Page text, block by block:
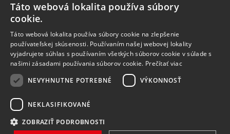
VŠETKO O NÁKUPE
O nás
Obchodné podmienky
Reklamačný poriadok
Reklamácia
Vrátenie tovaru
Spôsoby dopravy
Spracovanie osobných
údajov
Táto webová lokalita používa súbory
cookie.
Táto webová lokalita používa súbory cookie na zlepšenie
používateľskej skúsenosti. Používaním našej webovej lokality
vyjadrujete súhlas s používaním všetkých súborov cookie v súlade s
našimi zásadami používania súborov cookie. Prečítať viac
NEVYHNUTNE POTREBNÉ
VÝKONNOSŤ
NEKLASIFIKOVANÉ
ZOBRAZIŤ PODROBNOSTI